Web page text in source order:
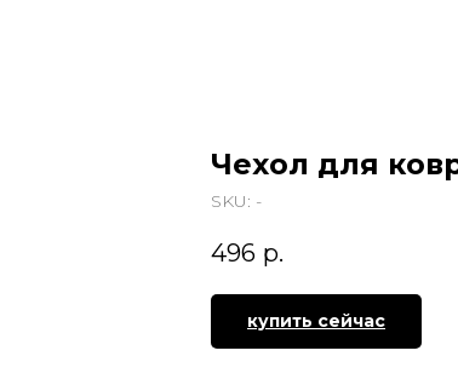
Чехол для
SKU: -
496 р.
купить сейчас